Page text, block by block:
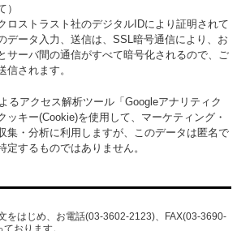
）
ロストラスト社のデジタルIDにより証明されて
データ入力、送信は、SSL暗号通信により、お
サーバ間の通信がすべて暗号化されるので、ご
信されます。
るアクセス解析ツール「Googleアナリティク
ッキー(Cookie)を使用して、マーケティング・
集・分析に利用しますが、このデータは匿名で
定するものではありません。
をはじめ、お電話(03-3602-2123)、FAX(03-3690-
おります。